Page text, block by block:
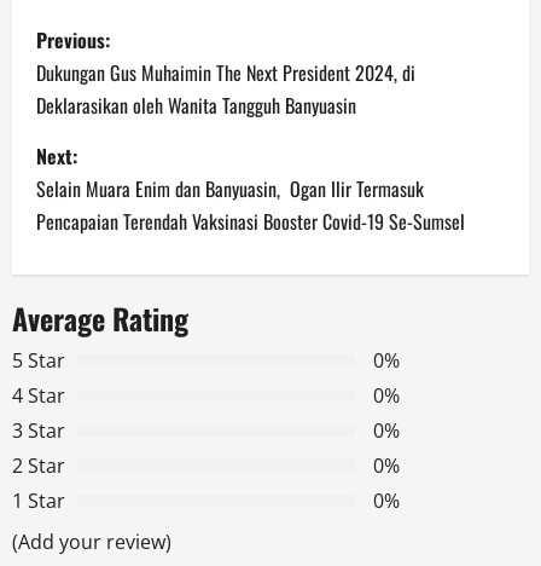
P
o
s
t
n
a
v
i
g
a
t
Previous:
Dukungan Gus Muhaimin The Next President 2024, di
Deklarasikan oleh Wanita Tangguh Banyuasin
Next:
Selain Muara Enim dan Banyuasin, Ogan Ilir Termasuk
Pencapaian Terendah Vaksinasi Booster Covid-19 Se-Sumsel
Average Rating
5 Star
0%
4 Star
0%
3 Star
0%
2 Star
0%
1 Star
0%
(Add your review)